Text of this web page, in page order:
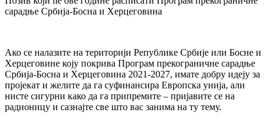
сарадње Србија-Босна и Херцеговина
Ако се налазите на територији Републике Србије или Босне и
Херцеговине коју покрива Програм прекограничне сарадње
Србија-Босна и Херцеговина 2021-2027, имате добру идеју за
пројекат и желите да га суфинансира Европска унија, али
нисте сигурни како да га припремите – пријавите се на
радионицу и сазнајте све што вас занима на ту тему.